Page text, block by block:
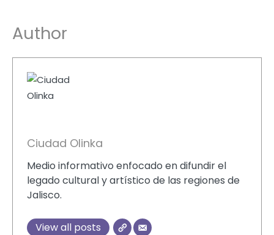
Author
Ciudad Olinka
Medio informativo enfocado en difundir el
legado cultural y artístico de las regiones de
Jalisco.
View all posts